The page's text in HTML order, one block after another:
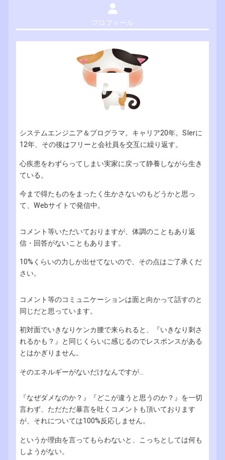
プロフィール
システムエンジニア＆プログラマ。キャリア20年。SIerに
12年、その後はフリーと会社員を交互に繰り返す。
心疾患をわずらってしまい実家に戻って静養しながら生き
ている。
今まで得たものをまったく生かさないのもどうかと思っ
て、Webサイトで発信中。
コメント等いただいておりますが、体調のこともあり返
信・回答がないこともあります。
10%くらいの力しか出せてないので、その点はご了承くだ
さい。
コメント等のコミュニケーションは面と向かって話すのと
同じだと思っています。
初対面でいきなりケンカ腰で来られると、『いきなり刺さ
れるかも？』と同じくらいに感じるのでレスポンスがある
とはかぎりません。
そのエネルギーがないだけなんですが...
『なぜダメなのか？』『どこが違うと思うのか？』を一切
言わず、ただただ暴言を吐くコメントも頂いております
が、それについては100%反応しません。
というか理由を言ってもらわないと、こっちとしては何も
しようがない。